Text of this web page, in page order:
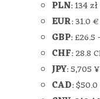
PLN:134 zł
EUR:31.0 €
GBP:£26.5-
CHF:28.8
JPY:5,705 ¥
CAD:$50.0